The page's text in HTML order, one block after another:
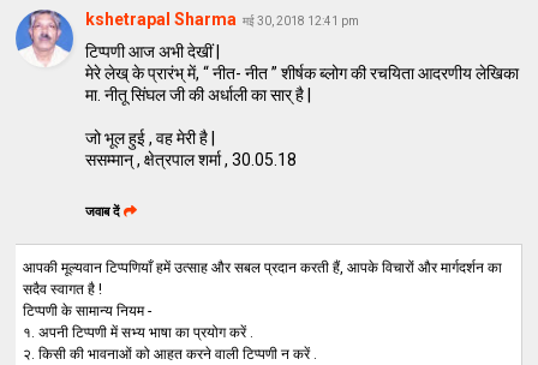
kshetrapal Sharma मई 30, 2018 12:41 pm
टिप्पणी आज अभी देखीं |
मेरे लेख् के प्रारंभ् में, “ नीत- नीत ” शीर्षक ब्लोग की रचयिता आदरणीय लेखिका
मा. नीतू सिंघल जी की अर्धाली का सार् है |
जो भूल हुई , वह मेरी है |
ससम्मान् , क्षेत्रपाल शर्मा , 30.05.18
जवाब दें
आपकी मूल्यवान टिप्पणियाँ हमें उत्साह और सबल प्रदान करती हैं, आपके विचारों और मार्गदर्शन का
सदैव स्वागत है !
टिप्पणी के सामान्य नियम -
१. अपनी टिप्पणी में सभ्य भाषा का प्रयोग करें .
२. किसी की भावनाओं को आहत करने वाली टिप्पणी न करें .